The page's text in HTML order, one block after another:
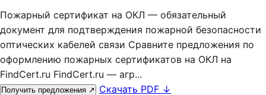
Пожарный сертификат на ОКЛ — обязательный
документ для подтверждения пожарной безопасности
оптических кабелей связи Сравните предложения по
оформлению пожарных сертификатов на ОКЛ на
FindCert.ru FindCert.ru — агр...
Получить предложения ↗ Скачать PDF ↓